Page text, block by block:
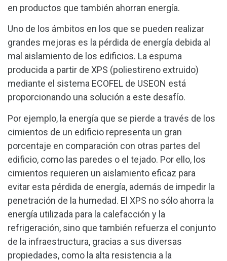
en productos que también ahorran energía.
Uno de los ámbitos en los que se pueden realizar
grandes mejoras es la pérdida de energía debida al
mal aislamiento de los edificios. La espuma
producida a partir de XPS (poliestireno extruido)
mediante el sistema ECOFEL de USEON está
proporcionando una solución a este desafío.
Por ejemplo, la energía que se pierde a través de los
cimientos de un edificio representa un gran
porcentaje en comparación con otras partes del
edificio, como las paredes o el tejado. Por ello, los
cimientos requieren un aislamiento eficaz para
evitar esta pérdida de energía, además de impedir la
penetración de la humedad. El XPS no sólo ahorra la
energía utilizada para la calefacción y la
refrigeración, sino que también refuerza el conjunto
de la infraestructura, gracias a sus diversas
propiedades, como la alta resistencia a la